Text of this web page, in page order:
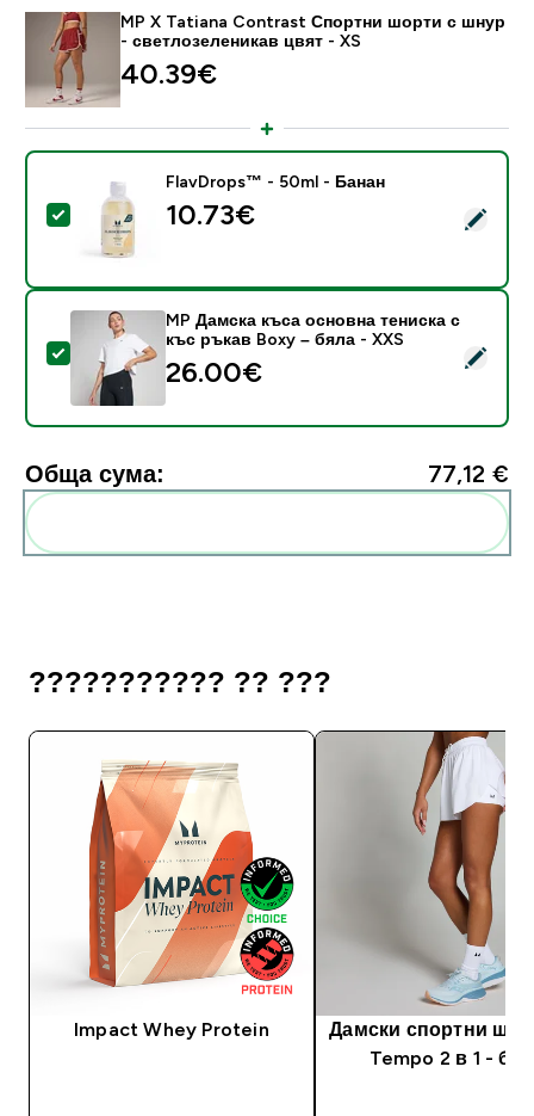
MP X Tatiana Contrast Спортни шорти с шнур
- светлозеленикав цвят - XS
40.39€‎
Select this product - FlavDrops™ - 50ml - Банан
FlavDrops™ - 50ml - Банан
10.73€‎
Select this product - MP Дамска къса основна
MP Дамска къса основна тениска с
къс ръкав Boxy – бяла - XXS
26.00€‎
Обща сума: 77,12 €‎
??????????? ?? ???
Impact Whey Protein
Дамски спортни
Tempo 2 в 1 -